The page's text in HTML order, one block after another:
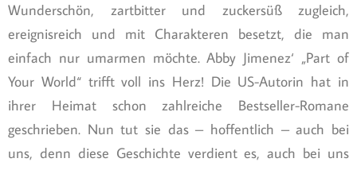
Wunderschön, zartbitter und zuckersüß zugleich,
ereignisreich und mit Charakteren besetzt, die man
einfach nur umarmen möchte. Abby Jimenez‘ „Part of
Your World“ trifft voll ins Herz! Die US-Autorin hat in
ihrer Heimat schon zahlreiche Bestseller-Romane
geschrieben. Nun tut sie das – hoffentlich – auch bei
uns, denn diese Geschichte verdient es, auch bei uns